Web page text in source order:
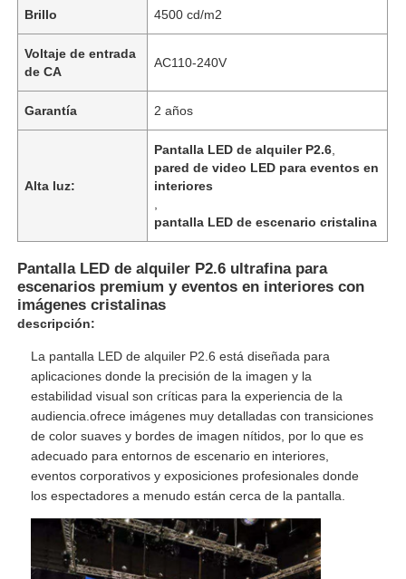
En casa.
Productos
Vídeos
Brillo 4500 cd/m2
Voltaje de entrada
de CA
AC110-240V
Garantía 2 años
Alta luz:
Pantalla LED de alquiler P2.6
pared de video LED para eventos en
interiores
pantalla LED de escenario cristalina
Pantalla LED de alquiler P2.6 ultrafina para
escenarios premium y eventos en interiores con
imágenes cristalinas
descripción:
La pantalla LED de alquiler P2.6 está diseñada para
aplicaciones donde la precisión de la imagen y la
estabilidad visual son críticas para la experiencia de la
audiencia.ofrece imágenes muy detalladas con transiciones
de color suaves y bordes de imagen nítidos, por lo que es
adecuado para entornos de escenario en interiores,
eventos corporativos y exposiciones profesionales donde
los espectadores a menudo están cerca de la pantalla.